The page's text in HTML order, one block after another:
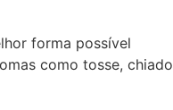
forma possível
como tosse, chiado